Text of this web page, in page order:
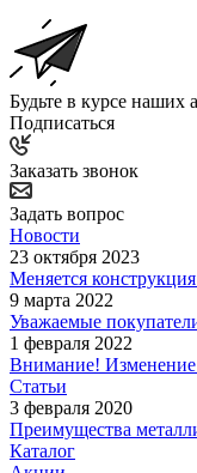
Будьте в курсе наших
Подписаться
Заказать звонок
Задать вопрос
Новости
23 октября 2023
Меняется
9 марта 2022
Уважаемые
1 февраля 2022
Внимание! Изменение
Статьи
3 февраля 2020
Преимущества
Каталог